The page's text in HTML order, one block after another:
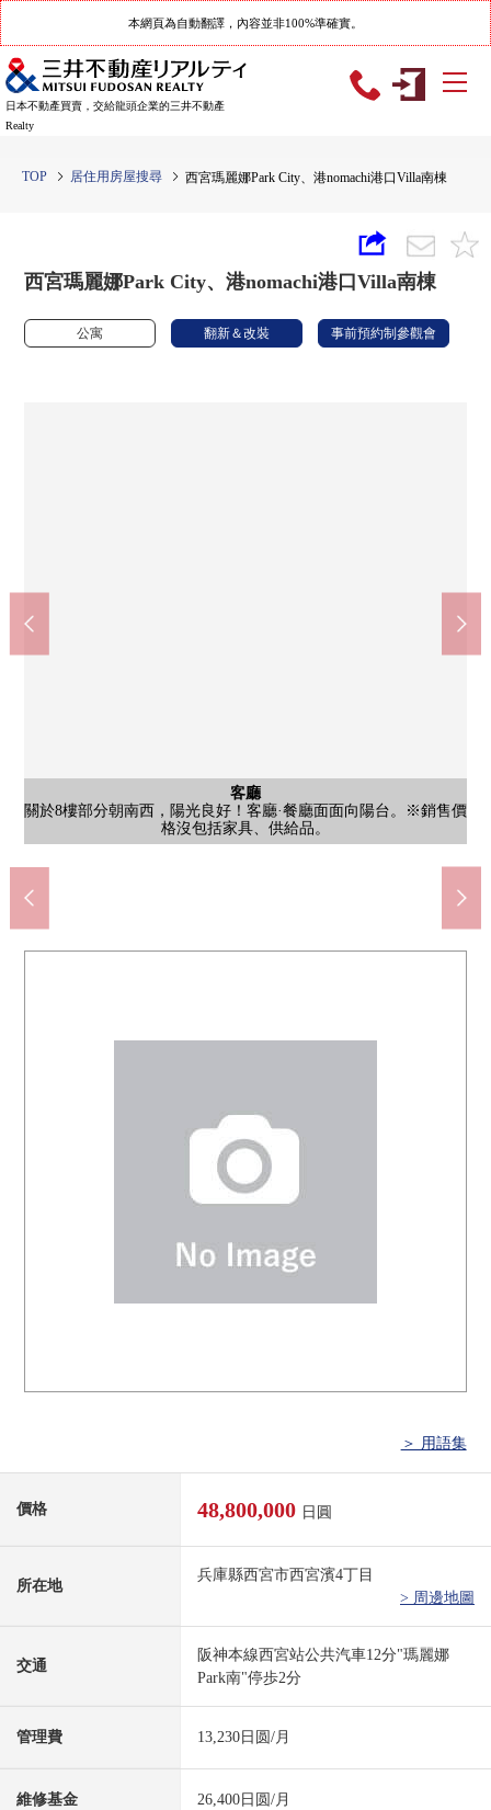
本網頁為自動翻譯，內容並非100%準確實。
日本不動產買賣，交給龍頭企業的三井不動產
Realty
TOP 居住用房屋搜尋 西宮瑪麗娜Park City、港nomachi港口Villa南棟
西宮瑪麗娜Park City、港nomachi港口Villa南棟
公寓 翻新＆改裝 事前預約制參觀會
客廳
關於8樓部分朝南西，陽光良好！客廳·餐廳面面向陽台。※銷售價
格沒包括家具、供給品。
客廳
即使放家具也是有舒適的面積！能舒適地做差事。※銷售價格沒
包括家具、供給品。
客廳
約27.9張塌塌米寬敞的LDK！LDK是在朝南西亮的居室空間！
陽台
觀海景的陽台！正面臨西南一側，充足的陽光傾注到。有洗手
台，并且便於打掃或者花盆的澆水。
風景
能希望風景(從陽台到南側的風景)西宮遊艇港！無遮擋的東西而，
風景良好！
風景
在風景(從陽台到西側方向的風景)夏天，能看也蘆屋的煙火大
會!！
廚房
上下有存儲空間，是兼備設計性和功能性的組合廚房。※銷售價
格沒包括家具、供給品。
廚房
洗碗機、凈水器、垃圾處理器系統功能也具有。※銷售價格沒包
括家具、供給品。
公共汽車
寬敞的1618尺寸的浴室。舒適地可以享用公共汽車時間。※銷售
價格沒包括家具、供給品。
洗臉
有三面鏡。鏡子背後以及抽屜收納在存貨品或者毛巾等的收納可
以使用。※銷售價格沒包括家具、供給品。
洗臉
是有像飯店的幹凈的感的洗手間。
廁所
是有獨立的洗手器的廁所。能收藏衛生紙以及衛生用品的擱板下
面有盥洗室器。
門口
在門口有，馬上有櫃台。也作為裝飾微小的行李存放處場
toshiteya，花或者喜歡的雜貨的室內裝飾空白可以靈活使用。※銷
售價格沒包括家具、供給品。
室內
室內
客廳
天花板是機會提高天花板，并且正上演開放感覺。※銷售價格沒
包括家具、供給品。
客廳
對客廳·餐廳部分，地板暖氣也被設置。※銷售價格沒包括家具、
供給品。
客廳
※銷售價格沒包括家具、供給品。
客廳
※銷售價格沒包括家具、供給品。
客廳
※銷售價格沒包括家具、供給品。
客廳
※銷售價格沒包括家具、供給品。
客廳
※銷售價格沒包括家具、供給品。
西式房間
西式房間※銷售價格沒包括家具、供給品。
西式房間
西式房間※銷售價格沒包括家具、供給品。
西式房間
西式房間※銷售價格沒包括家具、供給品。
入口
入口
入口
入口
外觀
外觀照片
西宮站(阪神本線)(約3500m)
公共汽車12分停歩2分
西宮市立綜合性教育Center附屬的西宮濱義務教育學校(約510m)
Coop瑪麗娜Park(約300m)
西宮瑪麗娜Park郵局(約350m)
＞ 用語集
價格 48,800,000 日圓
所在地
兵庫縣西宮市西宮濱4丁目
> 周邊地圖
交通
阪神本線西宮站公共汽車12分"瑪麗娜
Park南"停歩2分
管理費 13,230日圆/月
維修基金 26,400日圆/月